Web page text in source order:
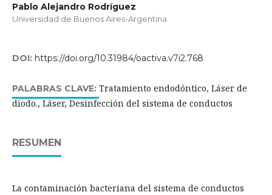
Pablo Alejandro Rodríguez
Universidad de Buenos Aires-Argentina
DOI: https://doi.org/10.31984/oactiva.v7i2.768
PALABRAS CLAVE: Tratamiento endodóntico, Láser de
diodo., Láser, Desinfección del sistema de conductos
RESUMEN
La contaminación bacteriana del sistema de conductos